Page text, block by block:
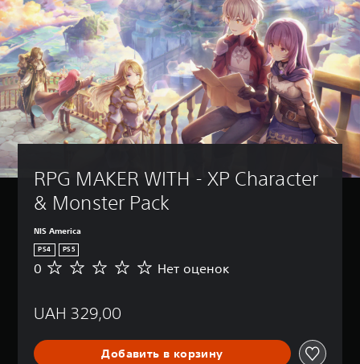
RPG MAKER WITH - XP Character
& Monster Pack
NIS America
PS4 PS5
Н
о
е
н
0 Нет оценок
UAH 329,00
Добавить в корзину